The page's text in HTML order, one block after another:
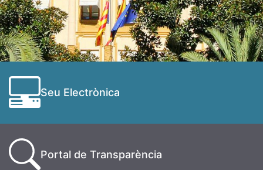
Seu Electrònica
Portal de Transparència